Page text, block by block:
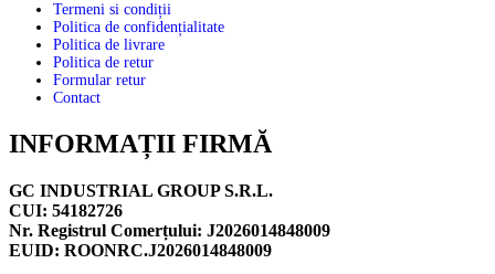
Termeni si condiții
Politica de confidențialitate
Politica de livrare
Politica de retur
Formular retur
Contact
INFORMAȚII FIRMĂ
GC INDUSTRIAL GROUP S.R.L.
CUI: 54182726
Nr. Registrul Comerțului: J2026014848009
EUID: ROONRC.J2026014848009